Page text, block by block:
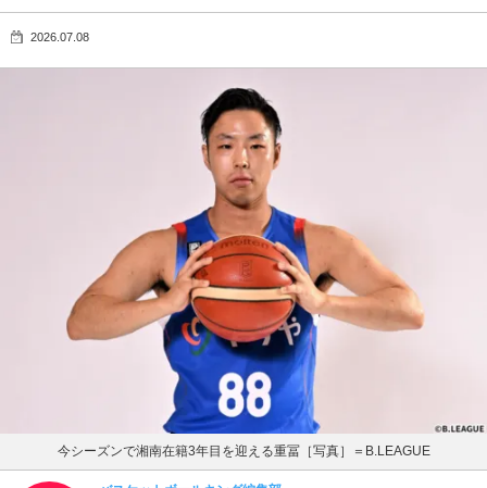
2026.07.08
今シーズンで湘南在籍3年目を迎える重冨［写真］＝B.LEAGUE